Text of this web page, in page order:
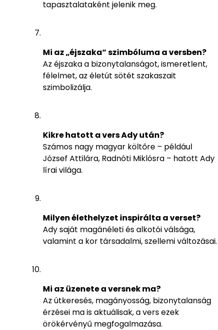
tapasztalataként jelenik meg.
Mi az „éjszaka” szimbóluma a versben?
Az éjszaka a bizonytalanságot, ismeretlent,
félelmet, az életút sötét szakaszait
szimbolizálja.
Kikre hatott a vers Ady után?
Számos nagy magyar költőre – például
József Attilára, Radnóti Miklósra – hatott Ady
lírai világa.
Milyen élethelyzet inspirálta a verset?
Ady saját magánéleti és alkotói válsága,
valamint a kor társadalmi, szellemi változásai.
Mi az üzenete a versnek ma?
Az útkeresés, magányosság, bizonytalanság
érzései ma is aktuálisak, a vers ezek
örökérvényű megfogalmazása.